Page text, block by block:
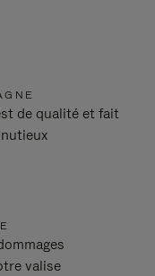
de qualité et fait
valise